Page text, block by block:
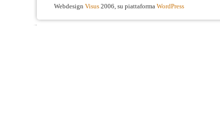
Webdesign Visus 2006, su piattaforma WordPress